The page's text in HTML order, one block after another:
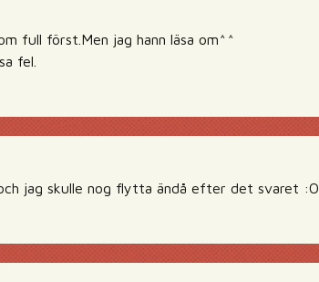
full först.Men jag hann läsa om^^
fel.
jag skulle nog flytta ändå efter det svaret :O